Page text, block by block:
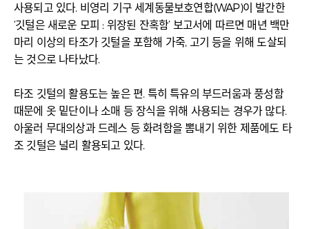
사용되고 있다. 비영리 기구 세계동물보호연합(WAP)이 발간한
‘깃털은 새로운 모피 : 위장된 잔혹함’ 보고서에 따르면 매년 백만
마리 이상의 타조가 깃털을 포함해 가죽, 고기 등을 위해 도살되
는 것으로 나타났다.
타조 깃털의 활용도는 높은 편. 특히 특유의 부드러움과 풍성함
때문에 옷 밑단이나 소매 등 장식을 위해 사용되는 경우가 많다.
아울러 무대의상과 드레스 등 화려함을 뽐내기 위한 제품에도 타
조 깃털은 널리 활용되고 있다.